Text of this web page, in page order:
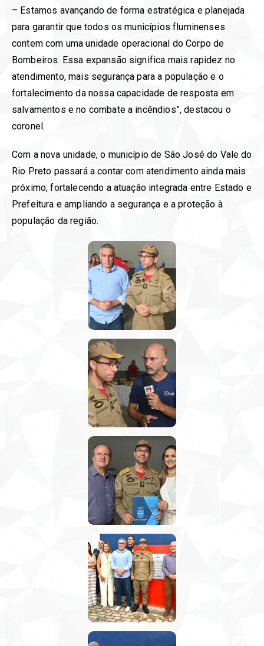
– Estamos avançando de forma estratégica e planejada
para garantir que todos os municípios fluminenses
contem com uma unidade operacional do Corpo de
Bombeiros. Essa expansão significa mais rapidez no
atendimento, mais segurança para a população e o
fortalecimento da nossa capacidade de resposta em
salvamentos e no combate a incêndios”, destacou o
coronel.
Com a nova unidade, o município de São José do Vale do
Rio Preto passará a contar com atendimento ainda mais
próximo, fortalecendo a atuação integrada entre Estado e
Prefeitura e ampliando a segurança e a proteção à
população da região.